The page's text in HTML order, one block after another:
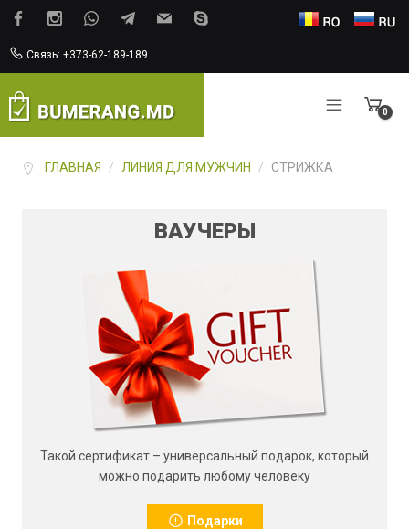
Связь: +373-62-189-189
0
ГЛАВНАЯ / ЛИНИЯ ДЛЯ МУЖЧИН / СТРИЖКА
ВАУЧЕРЫ
Такой сертификат – универсальный подарок, который
можно подарить любому человеку
Подарки